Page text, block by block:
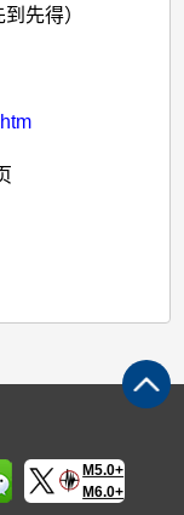
先得）
M5.0+
M6.0+